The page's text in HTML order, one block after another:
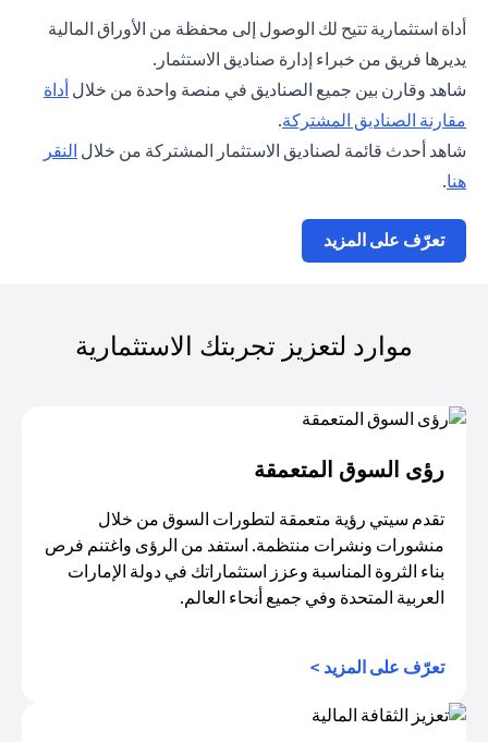
أداة استثمارية تتيح لك الوصول إلى محفظة من الأوراق المالية
يديرها فريق من خبراء إدارة صناديق الاستثمار.
شاهد وقارن بين جميع الصناديق في منصة واحدة من خلال أداة
مقارنة الصناديق المشتركة(opens in a new tab).
شاهد أحدث قائمة لصناديق الاستثمار المشتركة من خلال النقر
هنا(opens in a new tab).
تعرّف على المزيد
موارد لتعزيز تجربتك الاستثمارية
رؤى السوق المتعمقة
تقدم سيتي رؤية متعمقة لتطورات السوق من خلال
منشورات ونشرات منتظمة. استفد من الرؤى واغتنم فرص
بناء الثروة المناسبة وعزز استثماراتك في دولة الإمارات
العربية المتحدة وفي جميع أنحاء العالم.
تعرّف على المزيد >